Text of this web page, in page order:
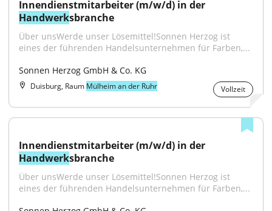
Handwerksbranche
Über unsWerde unser Lösemittel!Sonnen Herzog ist
eines der führenden Handelsunternehmen für Farben,...
Sonnen Herzog GmbH & Co. KG
Duisburg, Raum Mülheim an der Ruhr Vollzeit
Handwerksbranche
Über unsWerde unser Lösemittel!Sonnen Herzog ist
eines der führenden Handelsunternehmen für Farben,...